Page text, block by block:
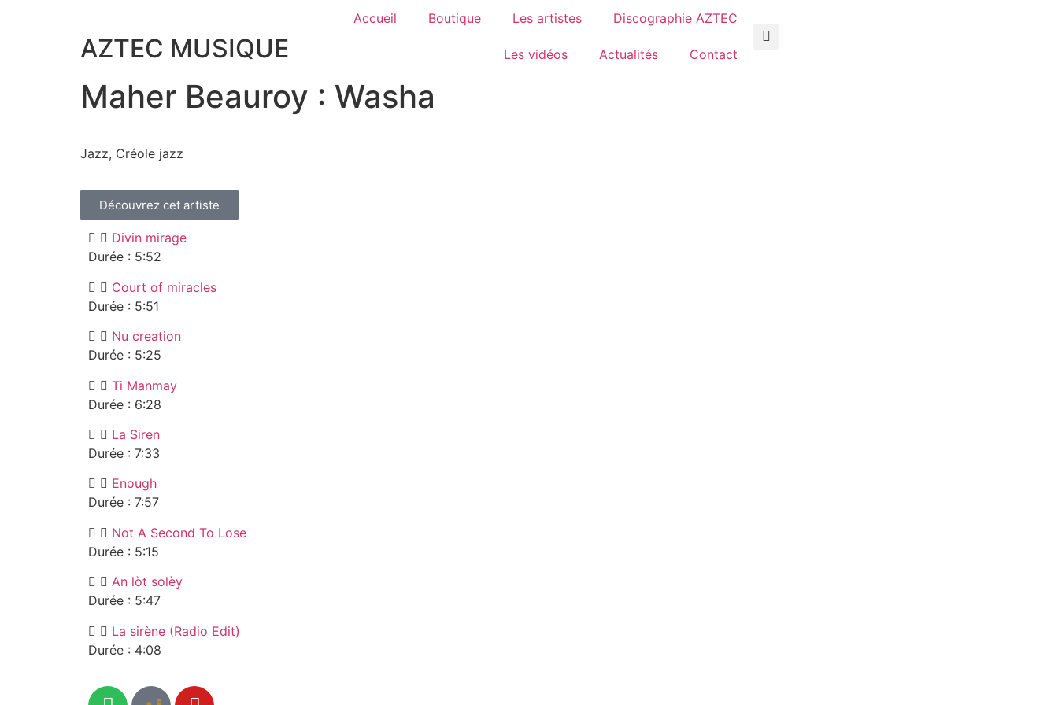
AZTEC MUSIQUE
Accueil Boutique Les artistes Discographie AZTEC
Les vidéos Actualités Contact
Maher Beauroy : Washa
Jazz, Créole jazz
Découvrez cet artiste
Divin mirage
Durée : 5:52
Court of miracles
Durée : 5:51
Nu creation
Durée : 5:25
Ti Manmay
Durée : 6:28
La Siren
Durée : 7:33
Enough
Durée : 7:57
Not A Second To Lose
Durée : 5:15
An lòt solèy
Durée : 5:47
La sirène (Radio Edit)
Durée : 4:08